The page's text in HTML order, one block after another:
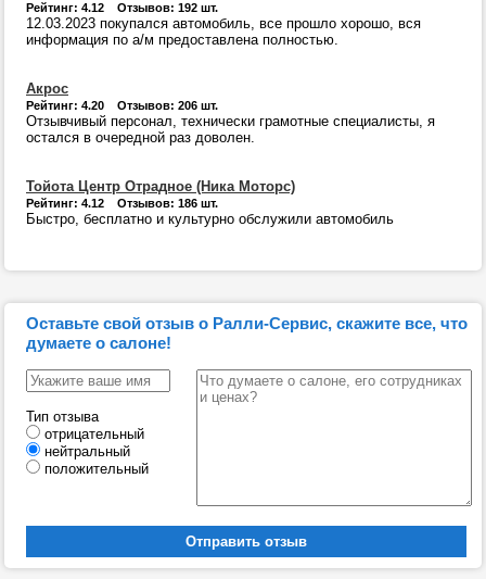
Рейтинг: 4.12 Отзывов: 192 шт.
12.03.2023 покупался автомобиль, все прошло хорошо, вся
информация по а/м предоставлена полностью.
Акрос
Рейтинг: 4.20 Отзывов: 206 шт.
Отзывчивый персонал, технически грамотные специалисты, я
остался в очередной раз доволен.
Тойота Центр Отрадное (Ника Моторс)
Рейтинг: 4.12 Отзывов: 186 шт.
Быстро, бесплатно и культурно обслужили автомобиль
Оставьте свой отзыв о Ралли-Сервис, скажите все, что
думаете о салоне!
Тип отзыва
отрицательный
нейтральный
положительный